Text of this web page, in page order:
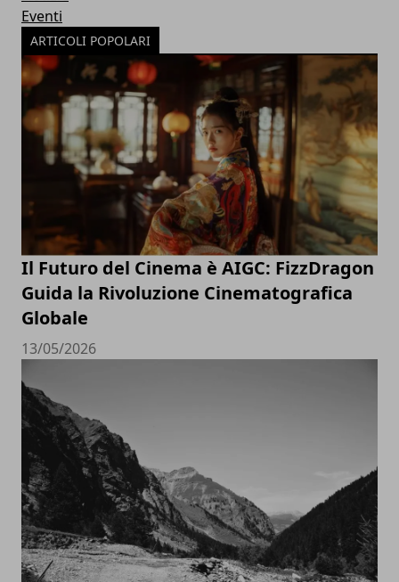
Eventi
ARTICOLI POPOLARI
Il Futuro del Cinema è AIGC: FizzDragon
Guida la Rivoluzione Cinematografica
Globale
13/05/2026